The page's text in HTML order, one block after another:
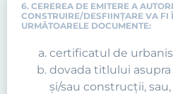
6. CEREREA DE EMITERE A
CONSTRUIRE/DESFIINŢARE VA FI
URMĂTOARELE DOCUMENTE:
certificatul de
dovada titlului
şi/sau construcţii,